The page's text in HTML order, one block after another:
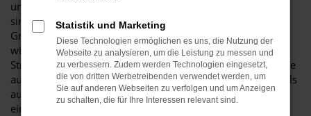
unschlagbar günstige Konditionen. Seit mehr als 25 Jahren
sind wir als Autohändler tätig und erhalten als
Großabnehmer erstklassige Konditionen. Natürlich reichen
wir diese Vorteile beim Kauf eines VW T6 California in
Straubing an Sie weiter. Hinzu kommt, dass wir Ihnen gerne
auch eine Finanzierung anbieten – sowohl für Neuwagen als
auch für ein Gebrauchtfahrzeug, eine Tageszulassung oder
einen Jahreswagen.
Statistik und Marketing
Diese Technologien ermöglichen es uns, die Nutzung der
Webseite zu analysieren, um die Leistung zu messen und
zu verbessern. Zudem werden Technologien eingesetzt,
die von dritten Werbetreibenden verwendet werden, um
Sie auf anderen Webseiten zu verfolgen und um Anzeigen
zu schalten, die für Ihre Interessen relevant sind.